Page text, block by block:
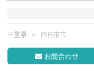
三重県 四日市市
お問合わせ